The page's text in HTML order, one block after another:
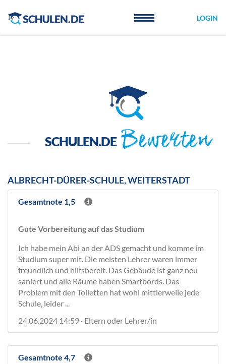
LOGIN
SCHULEN.DE Bewerten
ALBRECHT-DÜRER-SCHULE, WEITERSTADT
Gesamtnote 1,5
Gute Vorbereitung auf das Studium
Ich habe mein Abi an der ADS gemacht und komme im
Studium super mit. Die meisten Lehrer waren immer
freundlich und hilfsbereit. Das Gebäude ist ganz neu
saniert und alle Räume haben Smartbords. Das
Problem mit den Toiletten hat wohl mittlerweile jede
Schule, leider ...
24.06.2024 14:59 · Eltern oder Lehrer/in
Gesamtnote 4,7